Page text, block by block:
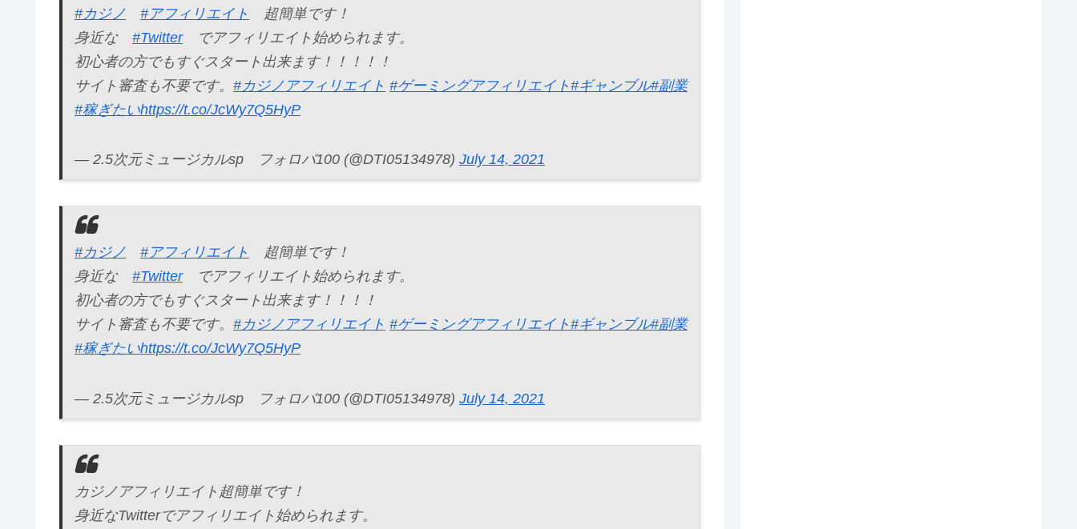
#カジノ #アフィリエイト
超簡単です！
身近な #Twitterでアフィリエイト始められます。
初心者の方でもすぐスタート出来ます！！！！！
サイト審査も不要です。 #カジノアフィリエイト #ゲーミングアフィリエイト#ギャンブル#副業
#稼ぎたいhttps://t.co/JcWy7Q5HyP
— 2.5次元ミュージカルsp フォロバ100 (@DTI05134978) July 14, 2021
#カジノ #アフィリエイト
超簡単です！
身近な #Twitterでアフィリエイト始められます。
初心者の方でもすぐスタート出来ます！！！！
サイト審査も不要です。 #カジノアフィリエイト #ゲーミングアフィリエイト#ギャンブル#副業
#稼ぎたいhttps://t.co/JcWy7Q5HyP
— 2.5次元ミュージカルsp フォロバ100 (@DTI05134978) July 14, 2021
カジノアフィリエイト超簡単です！
身近なTwitterでアフィリエイト始められます。